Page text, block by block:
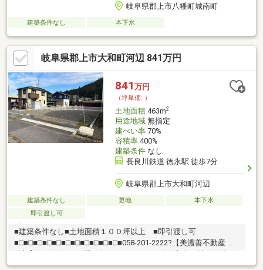
岐阜県郡上市八幡町城南町
建築条件なし 本下水
岐阜県郡上市大和町河辺 841万円
841 万円
（坪単価:-）
土地面積463m2
用途地域無指定
建ぺい率70%
容積率400%
建築条件なし
長良川鉄道 徳永駅 徒歩7分
岐阜県郡上市大和町河辺
建築条件なし 更地
本下水
即引渡し可
■建築条件なし■土地面積１００坪以上 ■即引渡し可
■□■□■□■□■□■□■□■□■□■□■□■058-201-2222?【美濃善不動産 売
舗・黄色い看板・黄色い車を見かけたことありませんか。私たち